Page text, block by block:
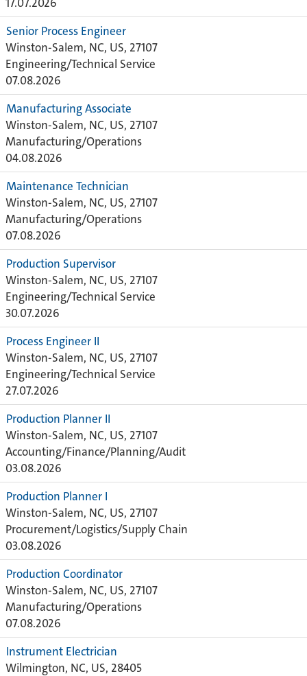
Senior Process Engineer
Winston-Salem, NC, US, 27107
Engineering/Technical Service
07.08.2026
Manufacturing Associate
Winston-Salem, NC, US, 27107
Manufacturing/Operations
04.08.2026
Maintenance Technician
Winston-Salem, NC, US, 27107
Manufacturing/Operations
07.08.2026
Production Supervisor
Winston-Salem, NC, US, 27107
Engineering/Technical Service
30.07.2026
Process Engineer II
Winston-Salem, NC, US, 27107
Engineering/Technical Service
27.07.2026
Production Planner II
Winston-Salem, NC, US, 27107
Accounting/Finance/Planning/Audit
03.08.2026
Production Planner I
Winston-Salem, NC, US, 27107
Procurement/Logistics/Supply Chain
03.08.2026
Production Coordinator
Winston-Salem, NC, US, 27107
Manufacturing/Operations
07.08.2026
Instrument Electrician
Wilmington, NC, US, 28405